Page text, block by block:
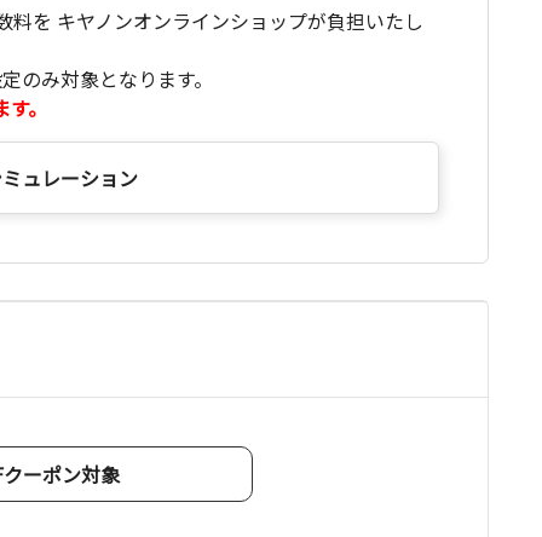
料を キヤノンオンラインショップが負担いたし
み対象となります。
。
ュレーション
ーポン対象